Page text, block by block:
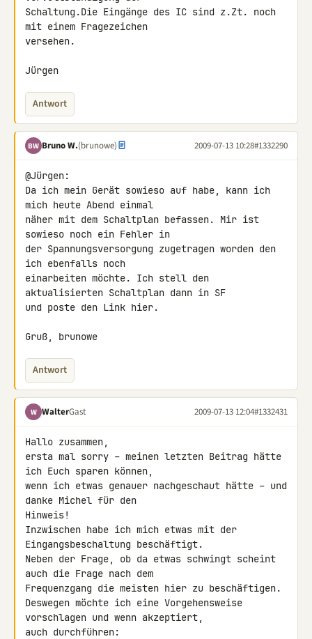
Schaltung.Die Eingänge des IC sind z.Zt. noch
mit einem Fragezeichen
versehen.
Jürgen
Antwort
BW Bruno W.(brunowe) 2009-07-13 10:28#1332290
@Jürgen:
Da ich mein Gerät sowieso auf habe, kann ich
mich heute Abend einmal
näher mit dem Schaltplan befassen. Mir ist
sowieso noch ein Fehler in
der Spannungsversorgung zugetragen worden den
ich ebenfalls noch
einarbeiten möchte. Ich stell den
aktualisierten Schaltplan dann in SF
und poste den Link hier.
Gruß, brunowe
Antwort
W WalterGast 2009-07-13 12:04#1332431
Hallo zusammen,
ersta mal sorry – meinen letzten Beitrag hätte
ich Euch sparen können,
wenn ich etwas genauer nachgeschaut hätte – und
danke Michel für den
Hinweis!
Inzwischen habe ich mich etwas mit der
Eingangsbeschaltung beschäftigt.
Neben der Frage, ob da etwas schwingt scheint
auch die Frage nach dem
Frequenzgang die meisten hier zu beschäftigen.
Deswegen möchte ich eine Vorgehensweise
vorschlagen und wenn akzeptiert,
auch durchführen: